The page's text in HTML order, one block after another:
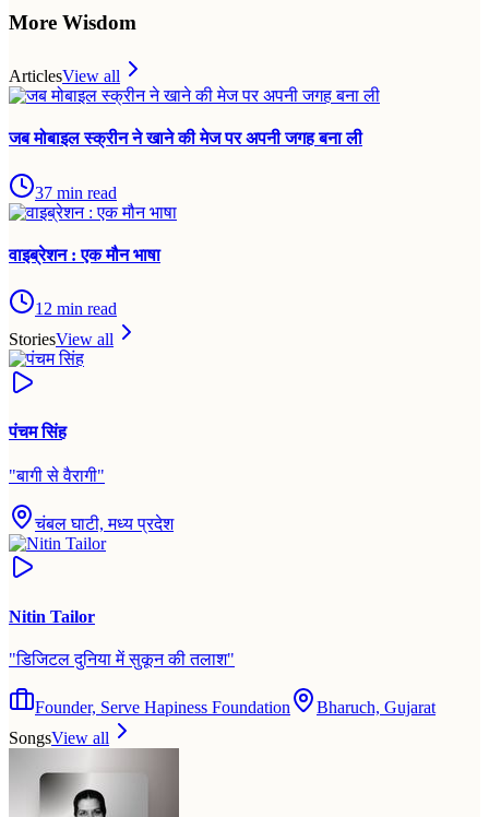
More Wisdom
ArticlesView all
जब मोबाइल स्क्रीन ने खाने की मेज पर अपनी जगह बना ली
37 min read
वाइब्रेशन : एक मौन भाषा
12 min read
StoriesView all
पंचम सिंह
"बागी से वैरागी"
चंबल घाटी, मध्य प्रदेश
Nitin Tailor
"डिजिटल दुनिया में सुकून की तलाश"
Founder, Serve Hapiness Foundation
Bharuch, Gujarat
SongsView all